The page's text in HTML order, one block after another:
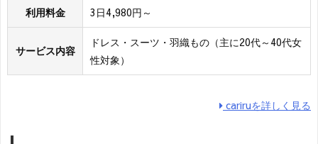
利用料金 3日4,980円～
サービス内容
ドレス・スーツ・羽織もの（主に20代～40代女
性対象）
cariruを詳しく見る